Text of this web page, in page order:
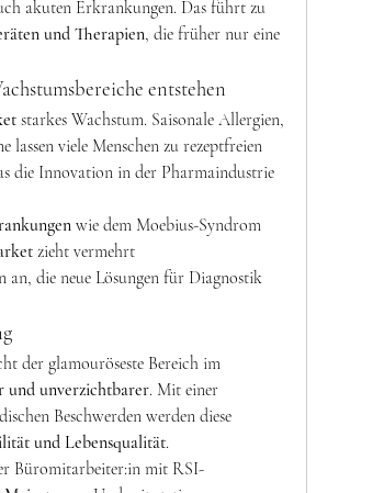
akuten Erkrankungen. Das führt zu
und Therapien, die früher nur eine
entstehen
starkes Wachstum. Saisonale Allergien,
viele Menschen zu rezeptfreien
die Innovation in der Pharmaindustrie
wie dem Moebius-Syndrom
zieht vermehrt
die neue Lösungen für Diagnostik
der glamouröseste Bereich im
und unverzichtbarer. Mit einer
Beschwerden werden diese
und Lebensqualität.
Büromitarbeiter:in mit RSI-